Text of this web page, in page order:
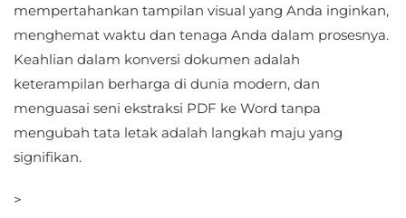
mempertahankan tampilan visual yang Anda inginkan,
menghemat waktu dan tenaga Anda dalam prosesnya.
Keahlian dalam konversi dokumen adalah
keterampilan berharga di dunia modern, dan
menguasai seni ekstraksi PDF ke Word tanpa
mengubah tata letak adalah langkah maju yang
signifikan.
>